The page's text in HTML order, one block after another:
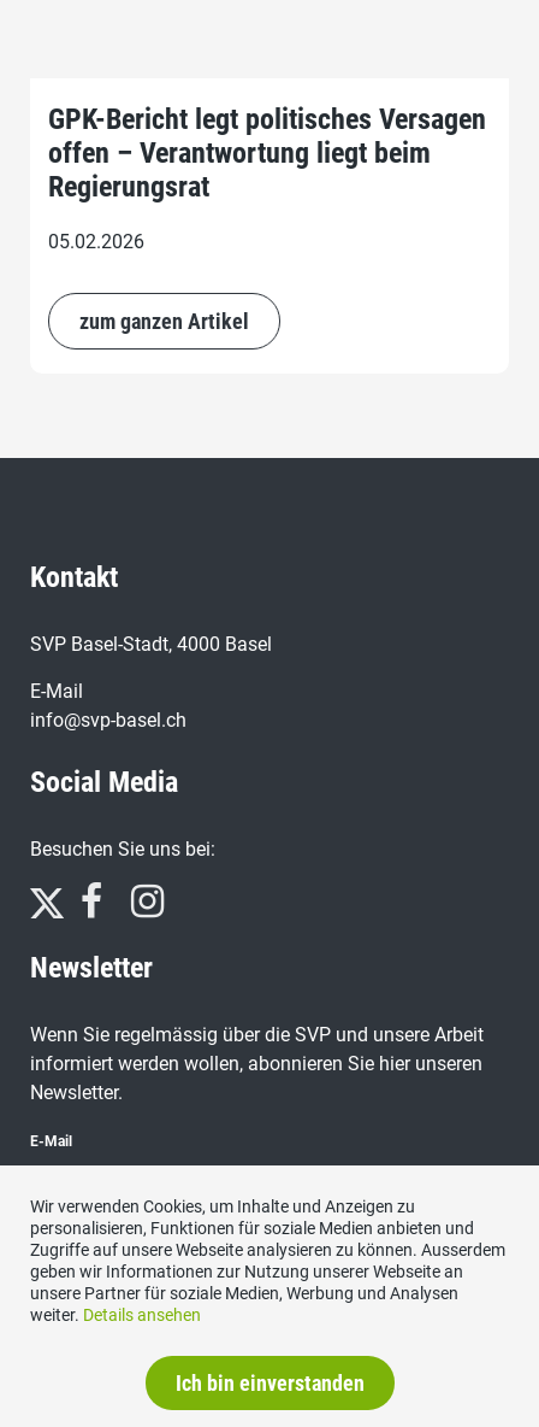
GPK-Bericht legt politisches Versagen
offen – Verantwortung liegt beim
Regierungsrat
05.02.2026
zum ganzen Artikel
Kontakt
SVP Basel-Stadt, 4000 Basel
E-Mail
info@svp-basel.ch
Social Media
Besuchen Sie uns bei:
Newsletter
Wenn Sie regelmässig über die SVP und unsere Arbeit
informiert werden wollen, abonnieren Sie hier unseren
Newsletter.
E-Mail
abonnieren
Datenschutzerklärung|Kontakt
Wir verwenden Cookies, um Inhalte und Anzeigen zu
personalisieren, Funktionen für soziale Medien anbieten und
Zugriffe auf unsere Webseite analysieren zu können. Ausserdem
geben wir Informationen zur Nutzung unserer Webseite an
unsere Partner für soziale Medien, Werbung und Analysen
weiter. Details ansehen
Ich bin einverstanden